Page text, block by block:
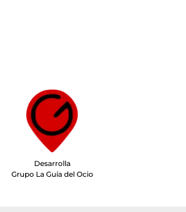
Desarrolla
Grupo La Guía del Ocio